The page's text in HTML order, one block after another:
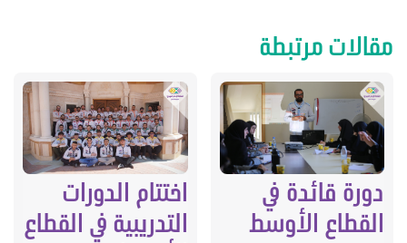
مقالات مرتبطة
اختتام الدورات
التدريبية في القطاع
دورة قائدة في
القطاع الأوسط